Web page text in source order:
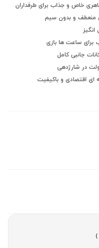
منعطف و بدون سیم
اقتصادی و باکیفیت